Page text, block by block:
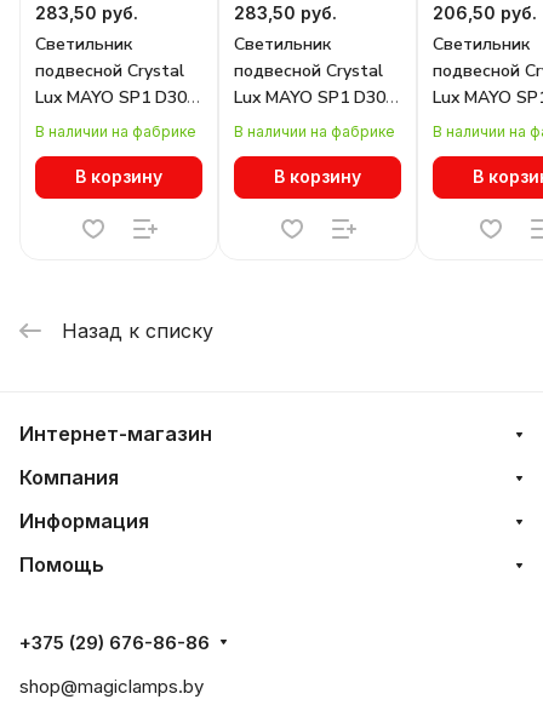
283,50 руб.
Светильник
подвесной Crystal
Lux MAYO SP1 D300
CHROME/GREEN
В наличии на фабрике
В корзину
283,50 руб.
Светильник
подвесной Crystal
Lux MAYO SP1 D300
CHROME/BLUE
В наличии на фабрике
В корзину
206,50 руб.
Светильник
подвесной
Lux MAYO
GOLD/AMBER
В наличии на
В
Назад к списку
Интернет-магазин
Компания
Информация
Помощь
+375 (29) 676-86-86
shop@magiclamps.by